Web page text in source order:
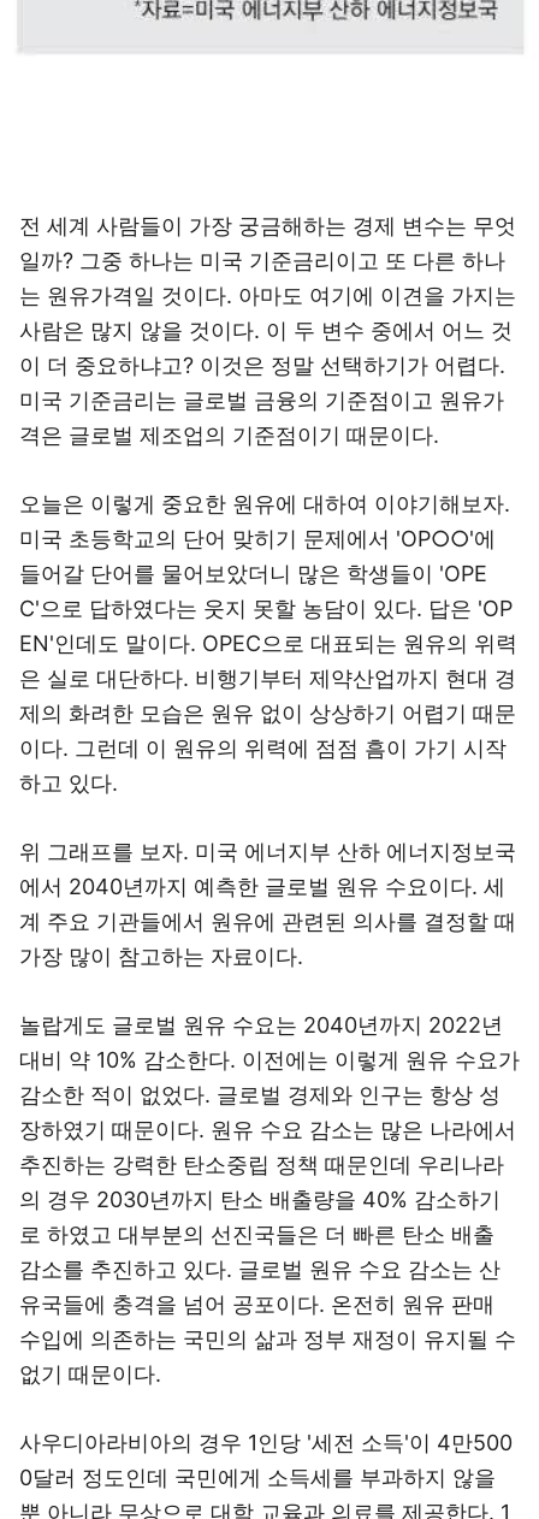
전 세계 사람들이 가장 궁금해하는 경제 변수는 무엇
일까? 그중 하나는 미국 기준금리이고 또 다른 하나
는 원유가격일 것이다. 아마도 여기에 이견을 가지는
사람은 많지 않을 것이다. 이 두 변수 중에서 어느 것
이 더 중요하냐고? 이것은 정말 선택하기가 어렵다.
미국 기준금리는 글로벌 금융의 기준점이고 원유가
격은 글로벌 제조업의 기준점이기 때문이다.
오늘은 이렇게 중요한 원유에 대하여 이야기해보자.
미국 초등학교의 단어 맞히기 문제에서 'OP○○'에
들어갈 단어를 물어보았더니 많은 학생들이 'OPE
C'으로 답하였다는 웃지 못할 농담이 있다. 답은 'OP
EN'인데도 말이다. OPEC으로 대표되는 원유의 위력
은 실로 대단하다. 비행기부터 제약산업까지 현대 경
제의 화려한 모습은 원유 없이 상상하기 어렵기 때문
이다. 그런데 이 원유의 위력에 점점 흠이 가기 시작
하고 있다.
위 그래프를 보자. 미국 에너지부 산하 에너지정보국
에서 2040년까지 예측한 글로벌 원유 수요이다. 세
계 주요 기관들에서 원유에 관련된 의사를 결정할 때
가장 많이 참고하는 자료이다.
놀랍게도 글로벌 원유 수요는 2040년까지 2022년
대비 약 10% 감소한다. 이전에는 이렇게 원유 수요가
감소한 적이 없었다. 글로벌 경제와 인구는 항상 성
장하였기 때문이다. 원유 수요 감소는 많은 나라에서
추진하는 강력한 탄소중립 정책 때문인데 우리나라
의 경우 2030년까지 탄소 배출량을 40% 감소하기
로 하였고 대부분의 선진국들은 더 빠른 탄소 배출
감소를 추진하고 있다. 글로벌 원유 수요 감소는 산
유국들에 충격을 넘어 공포이다. 온전히 원유 판매
수입에 의존하는 국민의 삶과 정부 재정이 유지될 수
없기 때문이다.
사우디아라비아의 경우 1인당 '세전 소득'이 4만500
0달러 정도인데 국민에게 소득세를 부과하지 않을
뿐 아니라 무상으로 대학 교육과 의료를 제공한다. 1